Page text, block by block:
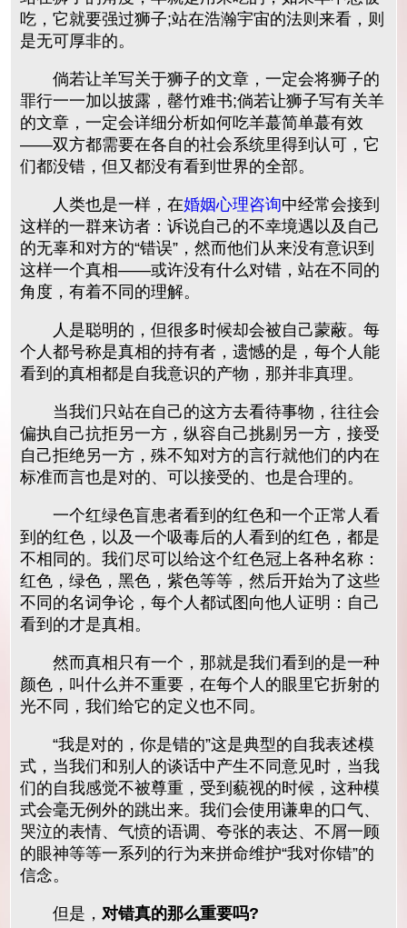
吃，它就要强过狮子;站在浩瀚宇宙的法则来看，则
是无可厚非的。
倘若让羊写关于狮子的文章，一定会将狮子的
罪行一一加以披露，罄竹难书;倘若让狮子写有关羊
的文章，一定会详细分析如何吃羊蕞简单蕞有效
——双方都需要在各自的社会系统里得到认可，它
们都没错，但又都没有看到世界的全部。
人类也是一样，在婚姻心理咨询中经常会接到
这样的一群来访者：诉说自己的不幸境遇以及自己
的无辜和对方的“错误”，然而他们从来没有意识到
这样一个真相——或许没有什么对错，站在不同的
角度，有着不同的理解。
人是聪明的，但很多时候却会被自己蒙蔽。每
个人都号称是真相的持有者，遗憾的是，每个人能
看到的真相都是自我意识的产物，那并非真理。
当我们只站在自己的这方去看待事物，往往会
偏执自己抗拒另一方，纵容自己挑剔另一方，接受
自己拒绝另一方，殊不知对方的言行就他们的内在
标准而言也是对的、可以接受的、也是合理的。
一个红绿色盲患者看到的红色和一个正常人看
到的红色，以及一个吸毒后的人看到的红色，都是
不相同的。我们尽可以给这个红色冠上各种名称：
红色，绿色，黑色，紫色等等，然后开始为了这些
不同的名词争论，每个人都试图向他人证明：自己
看到的才是真相。
然而真相只有一个，那就是我们看到的是一种
颜色，叫什么并不重要，在每个人的眼里它折射的
光不同，我们给它的定义也不同。
“我是对的，你是错的”这是典型的自我表述模
式，当我们和别人的谈话中产生不同意见时，当我
们的自我感觉不被尊重，受到藐视的时候，这种模
式会毫无例外的跳出来。我们会使用谦卑的口气、
哭泣的表情、气愤的语调、夸张的表达、不屑一顾
的眼神等等一系列的行为来拼命维护“我对你错”的
信念。
但是，对错真的那么重要吗?